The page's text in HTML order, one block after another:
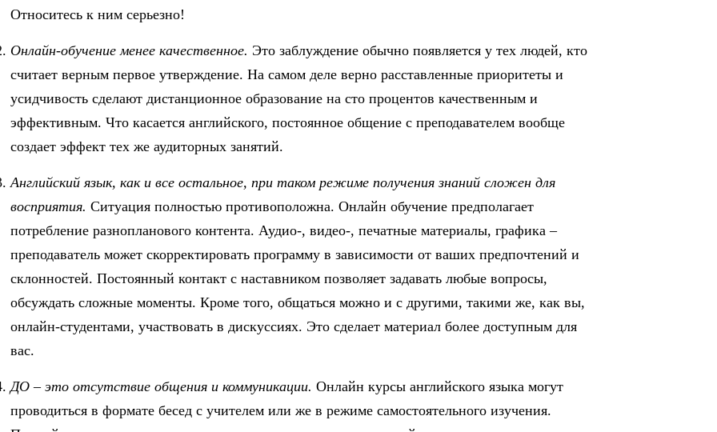
Относитесь к ним серьезно!
Онлайн-обучение менее качественное. Это заблуждение обычно появляется у тех людей, кто
считает верным первое утверждение. На самом деле верно расставленные приоритеты и
усидчивость сделают дистанционное образование на сто процентов качественным и
эффективным. Что касается английского, постоянное общение с преподавателем вообще
создает эффект тех же аудиторных занятий.
Английский язык, как и все остальное, при таком режиме получения знаний сложен для
восприятия. Ситуация полностью противоположна. Онлайн обучение предполагает
потребление разнопланового контента. Аудио-, видео-, печатные материалы, графика –
преподаватель может скорректировать программу в зависимости от ваших предпочтений и
склонностей. Постоянный контакт с наставником позволяет задавать любые вопросы,
обсуждать сложные моменты. Кроме того, общаться можно и с другими, такими же, как вы,
онлайн-студентами, участвовать в дискуссиях. Это сделает материал более доступным для
вас.
ДО – это отсутствие общения и коммуникации. Онлайн курсы английского языка могут
проводиться в формате бесед с учителем или же в режиме самостоятельного изучения.